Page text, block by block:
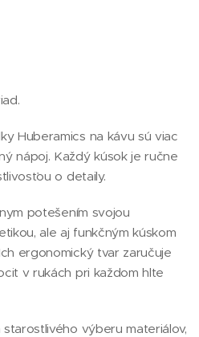
Huberamics na kávu sú viac
nápoj. Každý kúsok je ručne
o detaily.
potešením svojou
ale aj funkčným kúskom
ergonomický tvar zaručuje
v rukách pri každom hlte
výberu materiálov,